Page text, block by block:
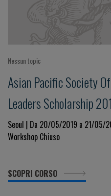
Nessun topic
Asian Pacific Society
Leaders Scholarship
Seoul | Da 20/05/2019 a 21/05/
Workshop Chiuso
SCOPRI CORSO